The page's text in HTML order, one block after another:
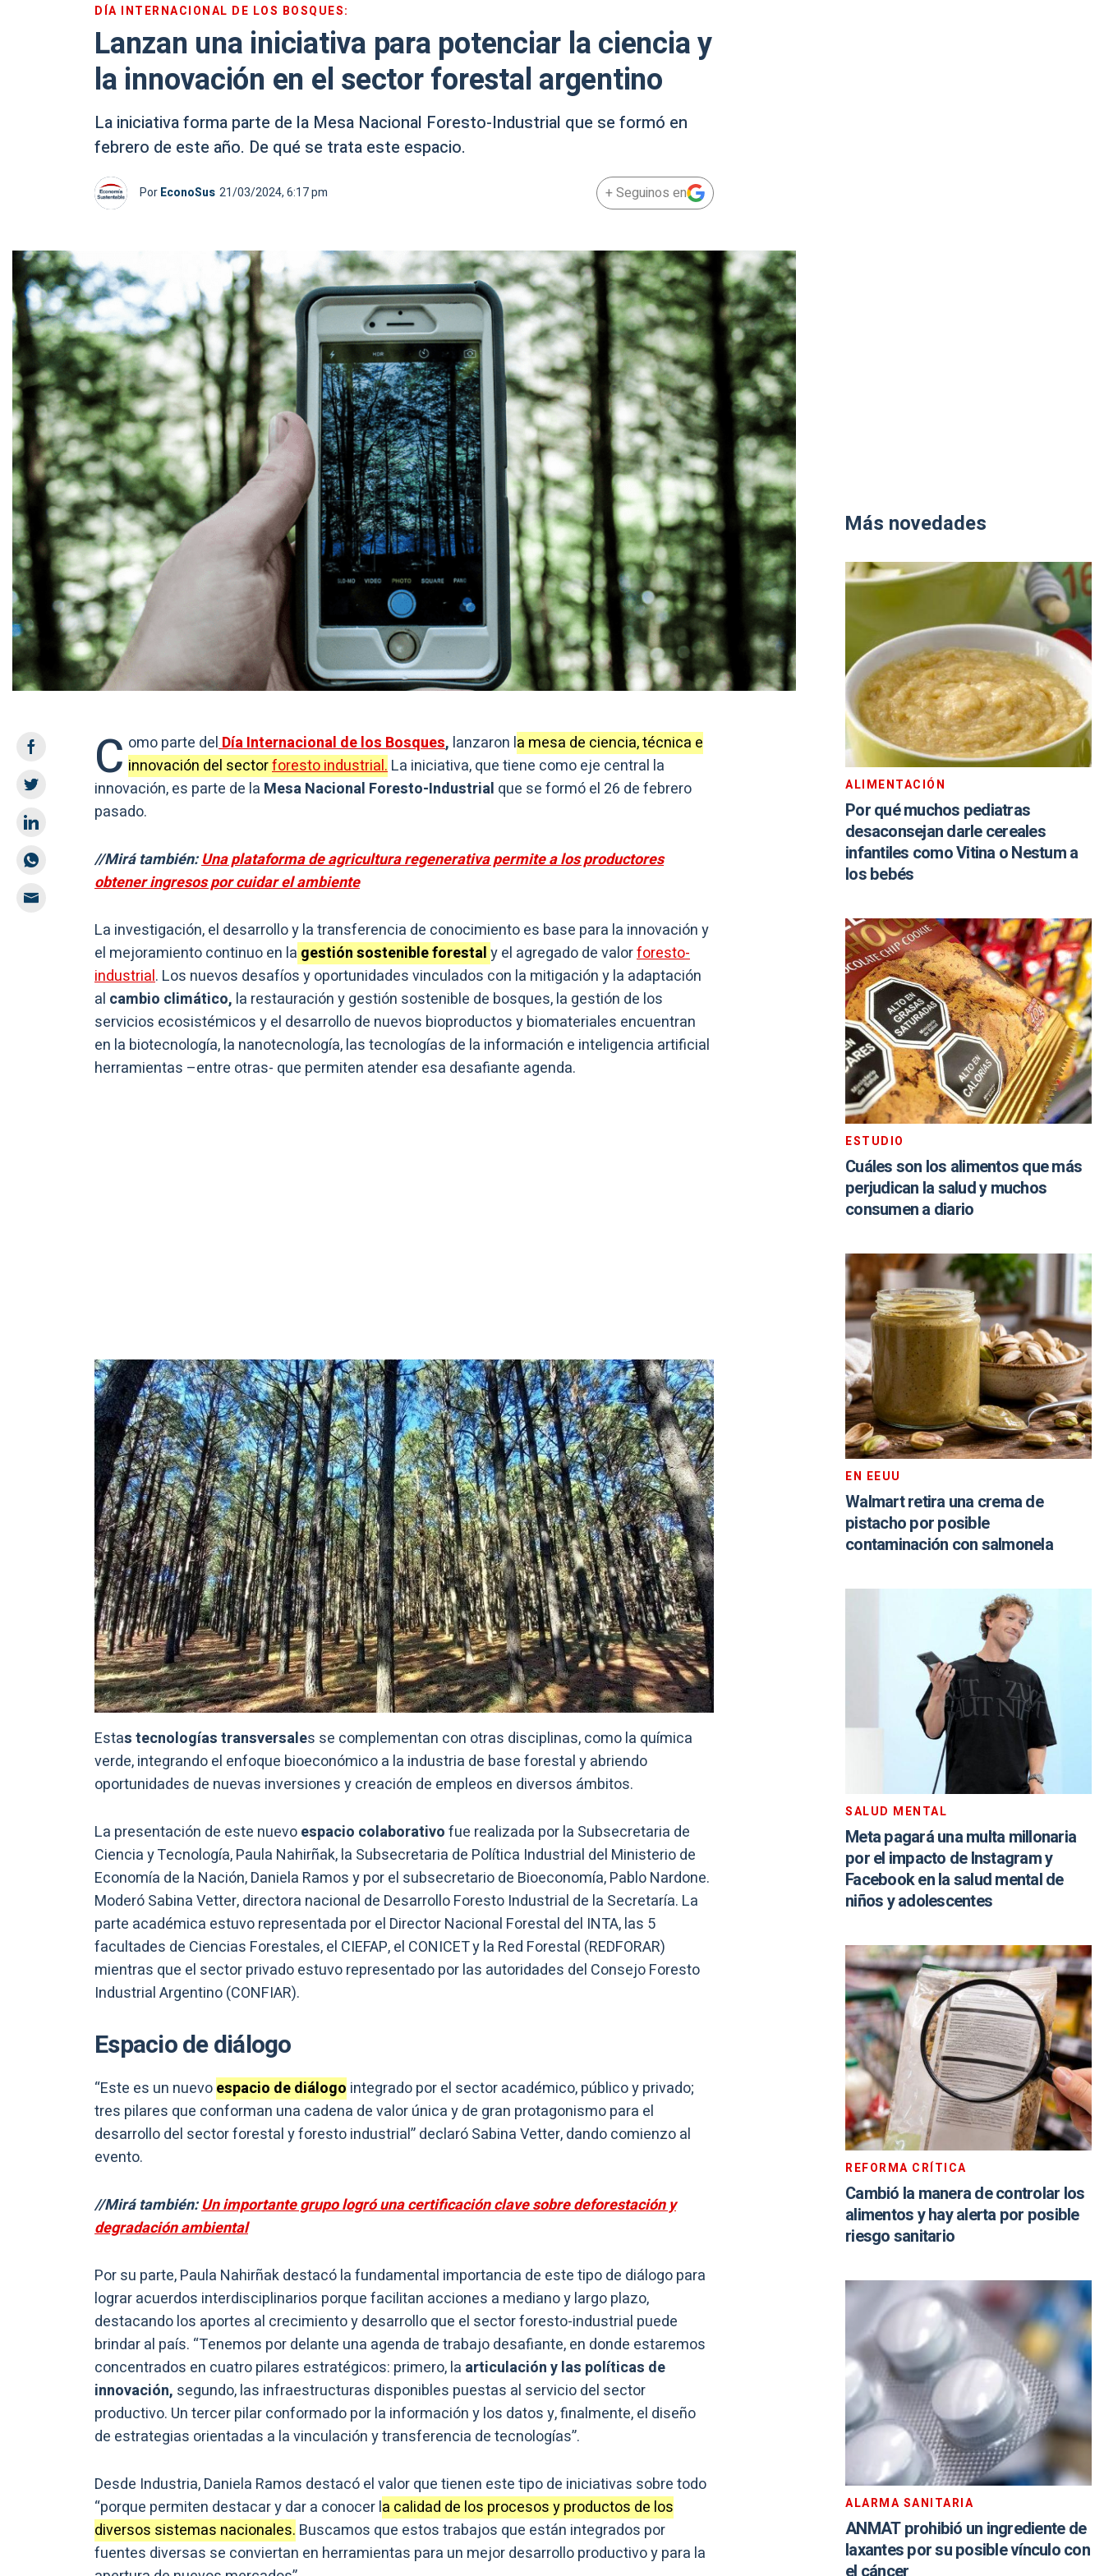
DÍA INTERNACIONAL DE LOS BOSQUES:
Lanzan una iniciativa para potenciar la ciencia y
la innovación en el sector forestal argentino
La iniciativa forma parte de la Mesa Nacional Foresto-Industrial que se formó en
febrero de este año. De qué se trata este espacio.
PorEconoSus 21/03/2024, 6:17 pm + Seguinos en
C omo parte delDía Internacional de los Bosques, lanzaron la mesa de ciencia, técnica e
innovación del sectorforesto industrial.La iniciativa, que tiene como eje central la
innovación, es parte de la Mesa Nacional Foresto-Industrial que se formó el 26 de febrero
pasado.
//Mirá también:Una plataforma de agricultura regenerativa permite a los productores
obtener ingresos por cuidar el ambiente
La investigación, el desarrollo y la transferencia de conocimiento es base para la innovación y
el mejoramiento continuo en la gestión sostenible forestaly el agregado de valorforesto-
industrial. Los nuevos desafíos y oportunidades vinculados con la mitigación y la adaptación
al cambio climático, la restauración y gestión sostenible de bosques, la gestión de los
servicios ecosistémicos y el desarrollo de nuevos bioproductos y biomateriales encuentran
en la biotecnología, la nanotecnología, las tecnologías de la información e inteligencia artificial
herramientas –entre otras- que permiten atender esa desafiante agenda.
Estas tecnologías transversales se complementan con otras disciplinas, como la química
verde, integrando el enfoque bioeconómico a la industria de base forestal y abriendo
oportunidades de nuevas inversiones y creación de empleos en diversos ámbitos.
La presentación de este nuevoespacio colaborativofue realizada por la Subsecretaria de
Ciencia y Tecnología, Paula Nahirñak, la Subsecretaria de Política Industrial del Ministerio de
Economía de la Nación, Daniela Ramos y por el subsecretario de Bioeconomía, Pablo Nardone.
Moderó Sabina Vetter, directora nacional de Desarrollo Foresto Industrial de la Secretaría. La
parte académica estuvo representada por el Director Nacional Forestal del INTA, las 5
facultades de Ciencias Forestales, el CIEFAP, el CONICET y la Red Forestal (REDFORAR)
mientras que el sector privado estuvo representado por las autoridades del Consejo Foresto
Industrial Argentino (CONFIAR).
Espacio de diálogo
“Este es un nuevoespacio de diálogo integrado por el sector académico, público y privado;
tres pilares que conforman una cadena de valor única y de gran protagonismo para el
desarrollo del sector forestal y foresto industrial” declaró Sabina Vetter, dando comienzo al
evento.
//Mirá también:Un importante grupo logró una certificación clave sobre deforestación y
degradación ambiental
Por su parte, Paula Nahirñak destacó la fundamental importancia de este tipo de diálogo para
lograr acuerdos interdisciplinarios porque facilitan acciones a mediano y largo plazo,
destacando los aportes al crecimiento y desarrollo que el sector foresto-industrial puede
brindar al país. “Tenemos por delante una agenda de trabajo desafiante, en donde estaremos
concentrados en cuatro pilares estratégicos: primero, la articulación y las políticas de
innovación, segundo, las infraestructuras disponibles puestas al servicio del sector
productivo. Un tercer pilar conformado por la información y los datos y, finalmente, el diseño
de estrategias orientadas a la vinculación y transferencia de tecnologías”.
Desde Industria, Daniela Ramos destacó el valor que tienen este tipo de iniciativas sobre todo
“porque permiten destacar y dar a conocer la calidad de los procesos y productos de los
diversos sistemas nacionales. Buscamos que estos trabajos que están integrados por
fuentes diversas se conviertan en herramientas para un mejor desarrollo productivo y para la
Más novedades
ALIMENTACIÓN
Por qué muchos pediatras
desaconsejan darle cereales
infantiles como Vitina o Nestum a
los bebés
ESTUDIO
Cuáles son los alimentos que más
perjudican la salud y muchos
consumen a diario
EN EEUU
Walmart retira una crema de
pistacho por posible
contaminación con salmonela
SALUD MENTAL
Meta pagará una multa millonaria
por el impacto de Instagram y
Facebook en la salud mental de
niños y adolescentes
REFORMA CRÍTICA
Cambió la manera de controlar los
alimentos y hay alerta por posible
riesgo sanitario
ALARMA SANITARIA
ANMAT prohibió un ingrediente de
laxantes por su posible vínculo con